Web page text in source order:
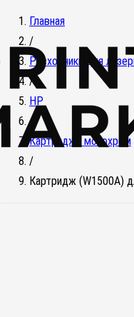
Главная
/
Расходники для
/
HP
/
Картриджи монохром
/
Картридж (W1500A)